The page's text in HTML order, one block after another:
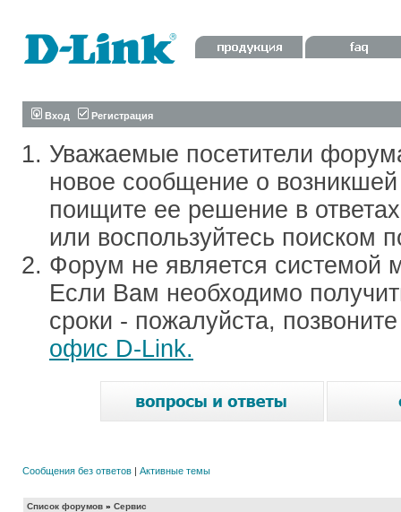
Вход Регистрация
Уважаемые посетители
новое сообщение о
поищите ее решение в
или воспользуйтесь поиском
Форум не является системой
Если Вам необходимо
сроки - пожалуйста,
офис D-Link.
Сообщения без ответов | Активные темы
Список форумов » Сервис